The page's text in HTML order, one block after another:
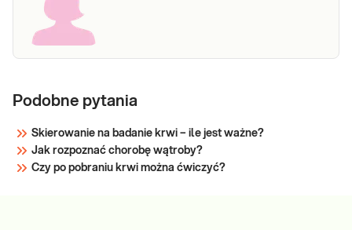
Podobne pytania
Skierowanie na badanie krwi – ile jest ważne?
Jak rozpoznać chorobę wątroby?
Czy po pobraniu krwi można ćwiczyć?